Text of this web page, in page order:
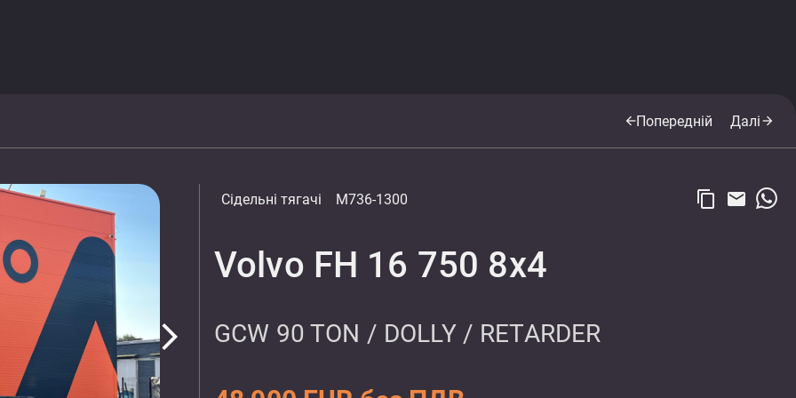
arrow_backПопередній Даліarrow_forward
arrow_forward_ios
Сідельні тягачі M736-1300 content_copy email
Volvo FH 16 750 8x4
GCW 90 TON / DOLLY / RETARDER